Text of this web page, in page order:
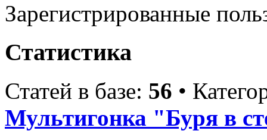
Зарегистрированные
Статистика
Статей в базе: 56 •
Мультигонка "Буря в